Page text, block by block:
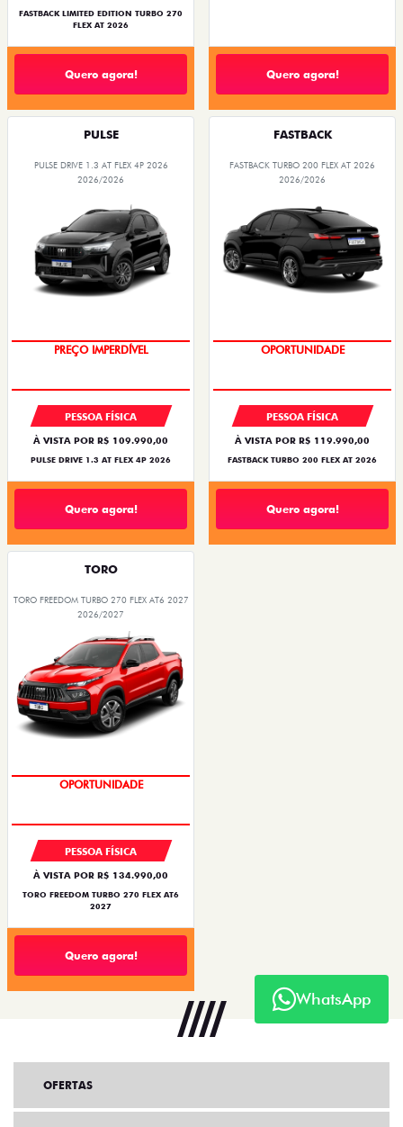
FASTBACK LIMITED EDITION TURBO 270
FLEX AT 2026
Quero agora! Quero agora!
PULSE
PULSE DRIVE 1.3 AT FLEX 4P 2026
2026/2026
PREÇO IMPERDÍVEL
PESSOA FÍSICA
À VISTA POR R$ 109.990,00
PULSE DRIVE 1.3 AT FLEX 4P 2026
Quero agora!
FASTBACK
FASTBACK TURBO 200 FLEX AT 2026
2026/2026
OPORTUNIDADE
PESSOA FÍSICA
À VISTA POR R$ 119.990,00
FASTBACK TURBO 200 FLEX AT 2026
Quero agora!
TORO
TORO FREEDOM TURBO 270 FLEX AT6 2027
2026/2027
OPORTUNIDADE
PESSOA FÍSICA
À VISTA POR R$ 134.990,00
TORO FREEDOM TURBO 270 FLEX AT6
2027
Quero agora!
WhatsApp
OFERTAS